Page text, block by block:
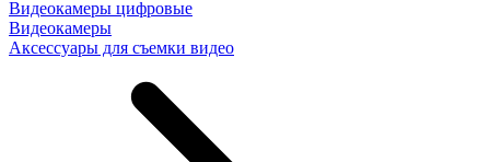
Видеокамеры цифровые
Видеокамеры
Аксессуары для съемки видео